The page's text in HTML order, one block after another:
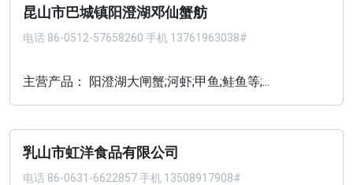
昆山市巴城镇阳澄湖邓仙蟹舫
电话 86-0512-57658260 手机 13761963038#
主营产品： 阳澄湖大闸蟹;河虾;甲鱼;鲑鱼等;...
乳山市虹洋食品有限公司
电话 86-0631-6622857 手机 13508917908#